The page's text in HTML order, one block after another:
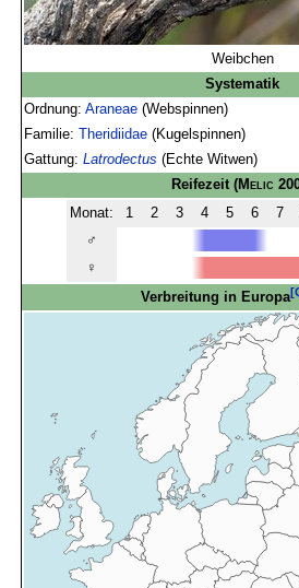
Weibchen
Systematik
Ordnung:Araneae (Webspinnen)
Familie:Theridiidae (Kugelspinnen)
Gattung:Latrodectus (Echte Witwen)
Reifezeit(Melic
Monat:
1 2 3 4 5 6 7
♂
♀
Verbreitung in Europa